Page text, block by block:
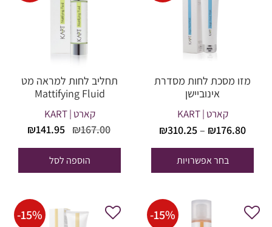
מזו מסכת לחות מסדרת
אינוביישן
קארט | KART
₪176.80
–
₪310.25
בחר אפשרויות
תחליב לחות למראה מט
Mattifying Fluid
קארט | KART
₪167.00
המחיר
היה:
₪167.00.
₪141.95
הוספה לסל
-15%
-15%